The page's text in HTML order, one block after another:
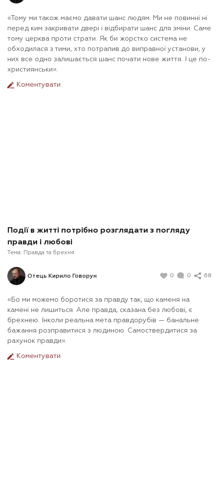
«Тому ми також маємо давати шанс людям. Ми не повинні ні
перед ким закривати двері і відбирати шанс для зміни. Саме
тому церква проти страти. Як би жорстко система не
обходилася з тими, хто потрапив до виправної установи, у
них все одно залишається шанс почати нове життя. І це по-
християнськи».
Коментувати
Події в житті потрібно розглядати з погляду
правди і любові
Тема: Правда та брехня
Отець Кирило Говорун 0 0 68
«Бо ми можемо боротися за правду так, що каменя на
камені не лишиться. Але правда, сказана без любові, є
брехнею. Інколи реальна мета правдорубів — банальне
бажання розправитися з людиною. Самоствердитися за
рахунок правди».
Коментувати